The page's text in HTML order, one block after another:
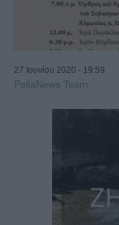
27 Ιουνίου 2020 - 19:59
PellaNews Team